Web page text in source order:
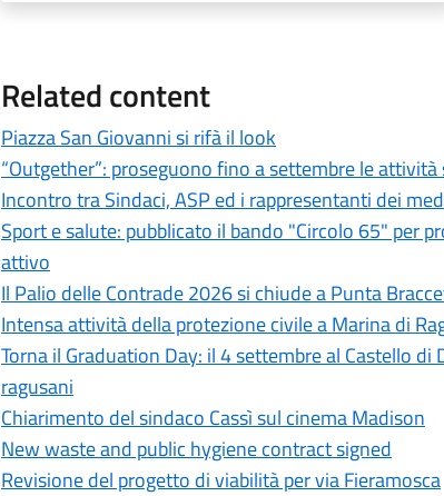
Related content
Piazza San Giovanni si rifà il look
“Outgether”: proseguono fino a settembre le
Incontro tra Sindaci, ASP ed i rappresentanti dei
Sport e salute: pubblicato il bando "Circolo 65" per
attivo
Il Palio delle Contrade 2026 si chiude a Punta
Intensa attività della protezione civile a Marina di
Torna il Graduation Day: il 4 settembre al Castello
ragusani
Chiarimento del sindaco Cassì sul cinema Madison
New waste and public hygiene contract signed
Revisione del progetto di viabilità per via Fieramosca